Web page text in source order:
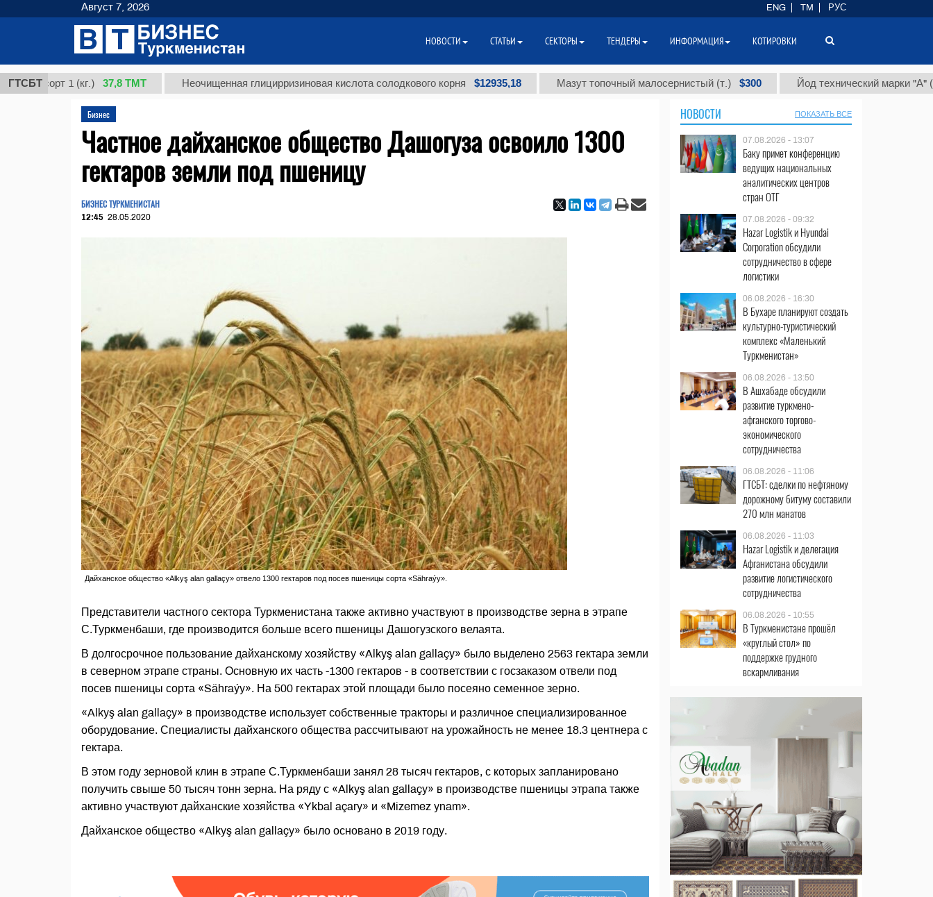
ГТСБТ1 (кг.) 37,8 ТМТ Неочищенная глицирризиновая кислота солодкового корня $12935,18 Мазут топочный малосернистый (т.) $300 Йод технический марки "А" (т.) $86
Бизнес
Частное дайханское общество Дашогуза освоило 1300
гектаров земли под пшеницу
БИЗНЕС ТУРКМЕНИСТАН
12:45 28.05.2020
Дайханское общество «Alkyş alan gallaçy» отвело 1300 гектаров под посев пшеницы сорта «Sähraýy».
Представители частного сектора Туркменистана также активно участвуют в производстве зерна в этрапе
С.Туркменбаши, где производится больше всего пшеницы Дашогузского велаята.
В долгосрочное пользование дайханскому хозяйству «Alkyş alan gallaçy» было выделено 2563 гектара земли
в северном этрапе страны. Основную их часть -1300 гектаров - в соответствии с госзаказом отвели под
посев пшеницы сорта «Sähraýy». На 500 гектарах этой площади было посеяно семенное зерно.
«Alkyş alan gallaçy» в производстве использует собственные тракторы и различное специализированное
оборудование. Специалисты дайханского общества рассчитывают на урожайность не менее 18.3 центнера с
гектара.
В этом году зерновой клин в этрапе С.Туркменбаши занял 28 тысяч гектаров, с которых запланировано
получить свыше 50 тысяч тонн зерна. На ряду с «Alkyş alan gallaçy» в производстве пшеницы этрапа также
активно участвуют дайханские хозяйства «Ykbal açary» и «Mizemez ynam».
Дайханское общество «Alkyş alan gallaçy» было основано в 2019 году.
НОВОСТИ ПОКАЗАТЬ ВСЕ
07.08.2026 - 13:07
Баку примет конференцию
ведущих национальных
аналитических центров
стран ОТГ
07.08.2026 - 09:32
Hazar Logistik и Hyundai
Corporation обсудили
сотрудничество в сфере
логистики
06.08.2026 - 16:30
В Бухаре планируют создать
культурно-туристический
комплекс «Маленький
Туркменистан»
06.08.2026 - 13:50
В Ашхабаде обсудили
развитие туркмено-
афганского торгово-
экономического
сотрудничества
06.08.2026 - 11:06
ГТСБТ: сделки по нефтяному
дорожному битуму составили
270 млн манатов
06.08.2026 - 11:03
Hazar Logistik и делегация
Афганистана обсудили
развитие логистического
сотрудничества
06.08.2026 - 10:55
В Туркменистане прошёл
«круглый стол» по
поддержке грудного
вскармливания
Август 7, 2026 ENG TM РУС
НОВОСТИ СТАТЬИ СЕКТОРЫ ТЕНДЕРЫ ИНФОРМАЦИЯ КОТИРОВКИ